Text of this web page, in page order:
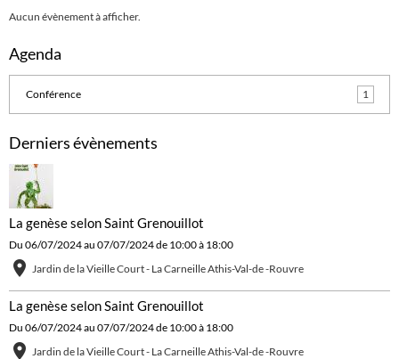
Aucun évènement à afficher.
Agenda
Conférence 1
Derniers évènements
La genèse selon Saint Grenouillot
Du 06/07/2024au 07/07/2024de 10:00à 18:00
Jardin de la Vieille Court - La Carneille Athis-Val-de -Rouvre
La genèse selon Saint Grenouillot
Du 06/07/2024au 07/07/2024de 10:00à 18:00
Jardin de la Vieille Court - La Carneille Athis-Val-de -Rouvre